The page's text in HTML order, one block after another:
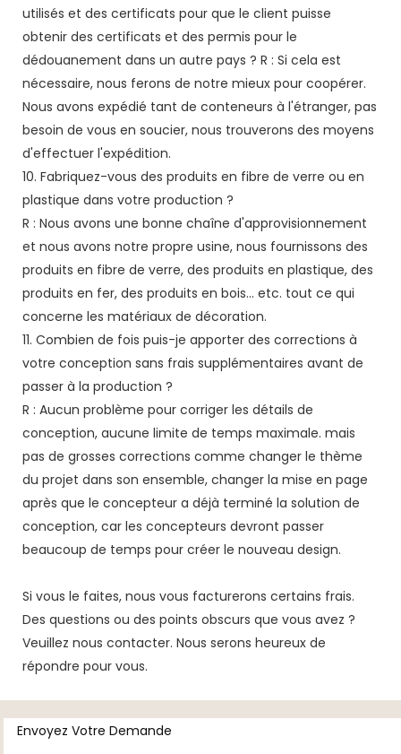
utilisés et des certificats pour que le client puisse
obtenir des certificats et des permis pour le
dédouanement dans un autre pays ? R : Si cela est
nécessaire, nous ferons de notre mieux pour coopérer.
Nous avons expédié tant de conteneurs à l'étranger, pas
besoin de vous en soucier, nous trouverons des moyens
d'effectuer l'expédition.
10. Fabriquez-vous des produits en fibre de verre ou en
plastique dans votre production ?
R : Nous avons une bonne chaîne d'approvisionnement
et nous avons notre propre usine, nous fournissons des
produits en fibre de verre, des produits en plastique, des
produits en fer, des produits en bois... etc. tout ce qui
concerne les matériaux de décoration.
11. Combien de fois puis-je apporter des corrections à
votre conception sans frais supplémentaires avant de
passer à la production ?
R : Aucun problème pour corriger les détails de
conception, aucune limite de temps maximale. mais
pas de grosses corrections comme changer le thème
du projet dans son ensemble, changer la mise en page
après que le concepteur a déjà terminé la solution de
conception, car les concepteurs devront passer
beaucoup de temps pour créer le nouveau design.
Si vous le faites, nous vous facturerons certains frais.
Des questions ou des points obscurs que vous avez ?
Veuillez nous contacter. Nous serons heureux de
répondre pour vous.
Envoyez Votre Demande